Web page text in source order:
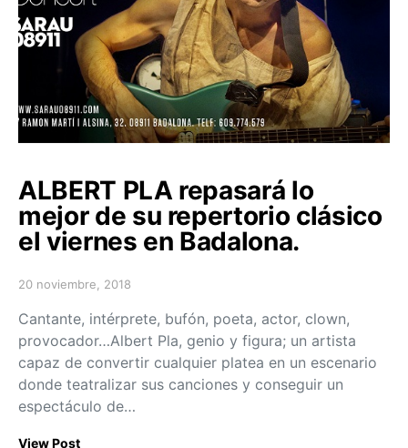
ALBERT PLA repasará lo
mejor de su repertorio clásico
el viernes en Badalona.
Posted on
20 noviembre, 2018
Cantante, intérprete, bufón, poeta, actor, clown,
provocador…Albert Pla, genio y figura; un artista
capaz de convertir cualquier platea en un escenario
donde teatralizar sus canciones y conseguir un
espectáculo de…
View Post